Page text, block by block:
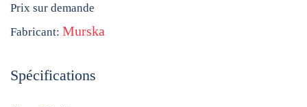
Prix sur demande
Fabricant: Murska
Spécifications